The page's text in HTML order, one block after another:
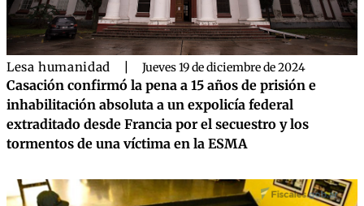
Lesa humanidad Jueves 19 de diciembre de 2024
Casación confirmó la pena a 15 años de prisión e
inhabilitación absoluta a un expolicía federal
extraditado desde Francia por el secuestro y los
tormentos de una víctima en la ESMA